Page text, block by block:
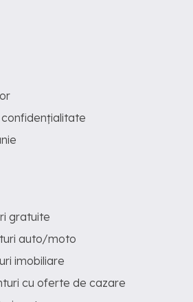
gratuite
auto/moto
imobiliare
cu oferte de cazare